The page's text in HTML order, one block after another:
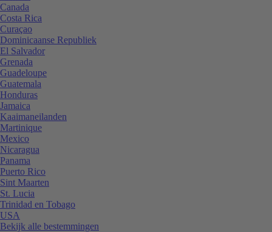
Canada
Costa Rica
Curaçao
Dominicaanse Republiek
El Salvador
Grenada
Guadeloupe
Guatemala
Honduras
Jamaica
Kaaimaneilanden
Martinique
Mexico
Nicaragua
Panama
Puerto Rico
Sint Maarten
St. Lucia
Trinidad en Tobago
USA
Bekijk alle bestemmingen